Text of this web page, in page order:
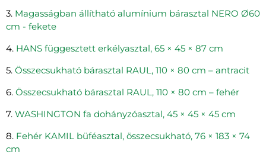
3. Magasságban állítható alumínium bárasztal NERO Ø60
cm - fekete
4. HANS függesztett erkélyasztal, 65 × 45 × 87 cm
5. Összecsukható bárasztal RAUL, 110 × 80 cm – antracit
6. Összecsukható bárasztal RAUL, 110 × 80 cm – fehér
7. WASHINGTON fa dohányzóasztal, 45 × 45 × 45 cm
8. Fehér KAMIL büféasztal, összecsukható, 76 × 183 × 74
cm